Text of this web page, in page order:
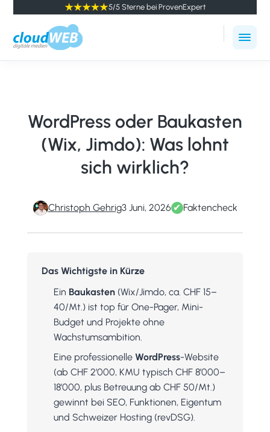
5/5 Sterne bei ProvenExpert
WordPress oder Baukasten
(Wix, Jimdo): Was lohnt
sich wirklich?
Christoph Gehrig3 Juni, 2026 ✔ Faktencheck
Das Wichtigste in Kürze
Ein Baukasten(Wix/Jimdo, ca. CHF 15–
40/Mt.) ist top für One-Pager, Mini-
Budget und Projekte ohne
Wachstumsambition.
Eine professionelle WordPress-Website
(ab CHF 2’000, KMU typisch CHF 8’000–
18’000, plus Betreuung ab CHF 50/Mt.)
gewinnt bei SEO, Funktionen, Eigentum
und Schweizer Hosting (revDSG).